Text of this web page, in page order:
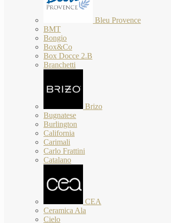
Bleu Provence
BMT
Bongio
Box&Co
Box Docce 2.B
Branchetti
Brizo
Bugnatese
Burlington
California
Carimali
Carlo Frattini
Catalano
CEA
Ceramica Ala
Cielo